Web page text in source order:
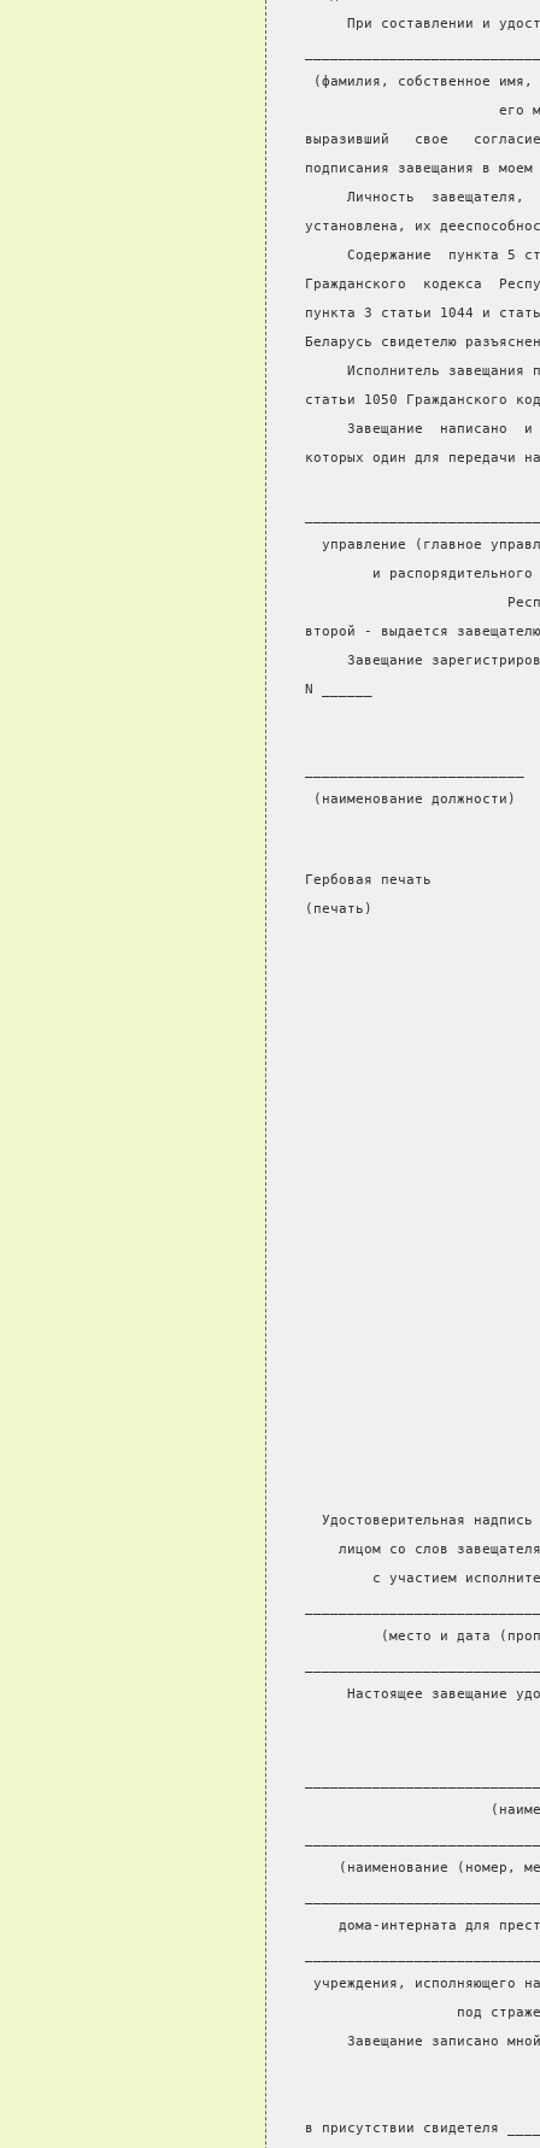
При составлении и
(фамилия, собственное имя,
его
выразивший   свое
подписания завещания в моем
Личность  завещателя,
установлена, их
Содержание  пункта 5
Гражданского  кодекса
пункта 3 статьи 1044 и
Беларусь свидетелю
Исполнитель завещания
статьи 1050 Гражданского
Завещание  написано
которых один для передачи
управление (главное
и
второй - выдается
Завещание
N ______
(наименование
Гербовая печать
(печать)
Удостоверительная
лицом со слов
с участием
(место и дата
Настоящее завещание
(наименование (номер,
дома-интерната для
учреждения, исполняющего
под
Завещание записано
в присутствии свидетеля